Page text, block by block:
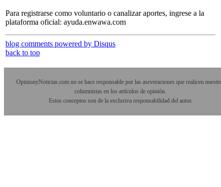
Para registrarse como voluntario o canalizar aportes, ingrese a la
plataforma oficial: ayuda.enwawa.com
blog comments powered by Disqus
back to top
OpinionyNoticias.com no se hace responsable por las aseveraciones que realicen
columnistas en los artículos de opinión.
Estos conceptos son de la exclusiva responsabilidad del autor.